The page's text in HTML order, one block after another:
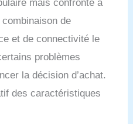
mais confronté à
de
et de connectivité le
problèmes
la décision d’achat.
des caractéristiques